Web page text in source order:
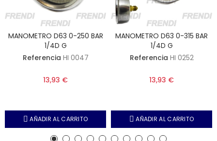
MANOMETRO D63 0-250 BAR
1/4D G
Referencia HI 0047
13,93 €
AÑADIR AL CARRITO
MANOMETRO D63 0-315 BAR
1/4D G
Referencia HI 0252
13,93 €
AÑADIR AL CARRITO